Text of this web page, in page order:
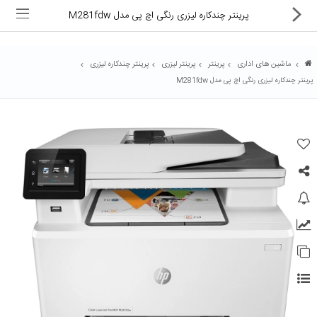
کالای دیجیتال
لوازم التحریر
کارتریج و تونر
تجهیزات فروشگاهی و بانکی
پرینتر چندکاره لیزری رنگی اچ پی مدل M281fdw
ماشین های اداری پرینتر پرینتر لیزری پرینتر چندکاره لیزری
پرینتر چندکاره لیزری رنگی اچ پی مدل M281fdw